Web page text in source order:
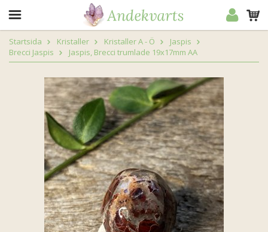
Startsida Kristaller Kristaller A - Ö
Jaspis
Brecci Jaspis
Jaspis, Brecci trumlade 19x17mm AA